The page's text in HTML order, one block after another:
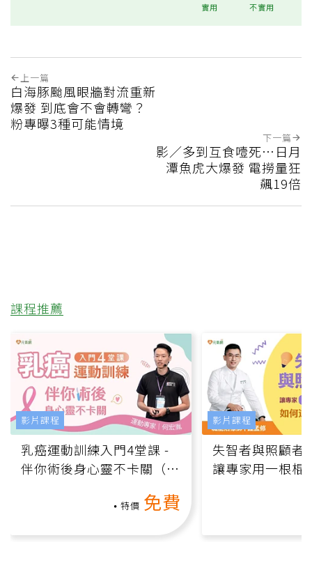
實用 不實用
上一篇
白海豚颱風眼牆對流重新
爆發 到底會不會轉彎？
粉專曝3種可能情境
下一篇
影／多到互食噎死…日月
潭魚虎大爆發 電撈量狂
飆19倍
課程推薦
乳癌運動訓練入門4堂課 -
伴你術後身心靈不卡關（線
特價 免費
影片課程
失智者與照顧者
讓專家用一根棍
影片課程